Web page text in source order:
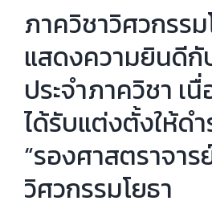
ภาควิชาวิศวกรร
แสดงความยินดีกั
ประจำภาควิชา เ
ได้รับแต่งตั้งให้ด
“รองศาสตราจาร
วิศวกรรมโยธา